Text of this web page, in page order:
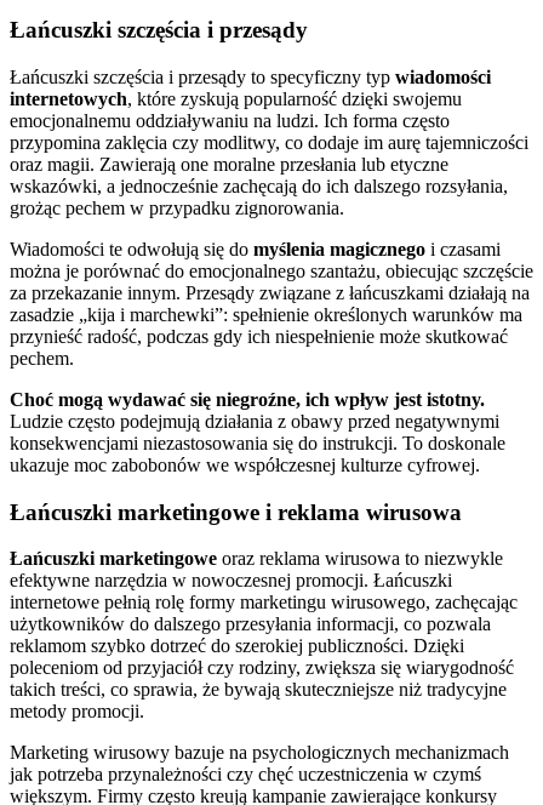
Łańcuszki szczęścia i przesądy
Łańcuszki szczęścia i przesądy to specyficzny typ wiadomości
internetowych, które zyskują popularność dzięki swojemu
emocjonalnemu oddziaływaniu na ludzi. Ich forma często
przypomina zaklęcia czy modlitwy, co dodaje im aurę tajemniczości
oraz magii. Zawierają one moralne przesłania lub etyczne
wskazówki, a jednocześnie zachęcają do ich dalszego rozsyłania,
grożąc pechem w przypadku zignorowania.
Wiadomości te odwołują się do myślenia magicznego i czasami
można je porównać do emocjonalnego szantażu, obiecując szczęście
za przekazanie innym. Przesądy związane z łańcuszkami działają na
zasadzie „kija i marchewki”: spełnienie określonych warunków ma
przynieść radość, podczas gdy ich niespełnienie może skutkować
pechem.
Choć mogą wydawać się niegroźne, ich wpływ jest istotny.
Ludzie często podejmują działania z obawy przed negatywnymi
konsekwencjami niezastosowania się do instrukcji. To doskonale
ukazuje moc zabobonów we współczesnej kulturze cyfrowej.
Łańcuszki marketingowe i reklama wirusowa
Łańcuszki marketingowe oraz reklama wirusowa to niezwykle
efektywne narzędzia w nowoczesnej promocji. Łańcuszki
internetowe pełnią rolę formy marketingu wirusowego, zachęcając
użytkowników do dalszego przesyłania informacji, co pozwala
reklamom szybko dotrzeć do szerokiej publiczności. Dzięki
poleceniom od przyjaciół czy rodziny, zwiększa się wiarygodność
takich treści, co sprawia, że bywają skuteczniejsze niż tradycyjne
metody promocji.
Marketing wirusowy bazuje na psychologicznych mechanizmach
jak potrzeba przynależności czy chęć uczestniczenia w czymś
większym. Firmy często kreują kampanie zawierające konkursy